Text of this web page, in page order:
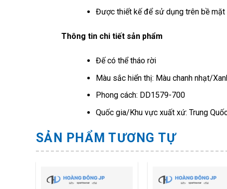
Được thiết kế để sử dụng trên bề mặt
Thông tin chi tiết sản phẩm
Đế có thể tháo rời
Màu sắc hiển thị: Màu chanh nhạt/
Phong cách: DD1579-700
Quốc gia/Khu vực xuất xứ: Trung
SẢN PHẨM TƯƠNG TỰ